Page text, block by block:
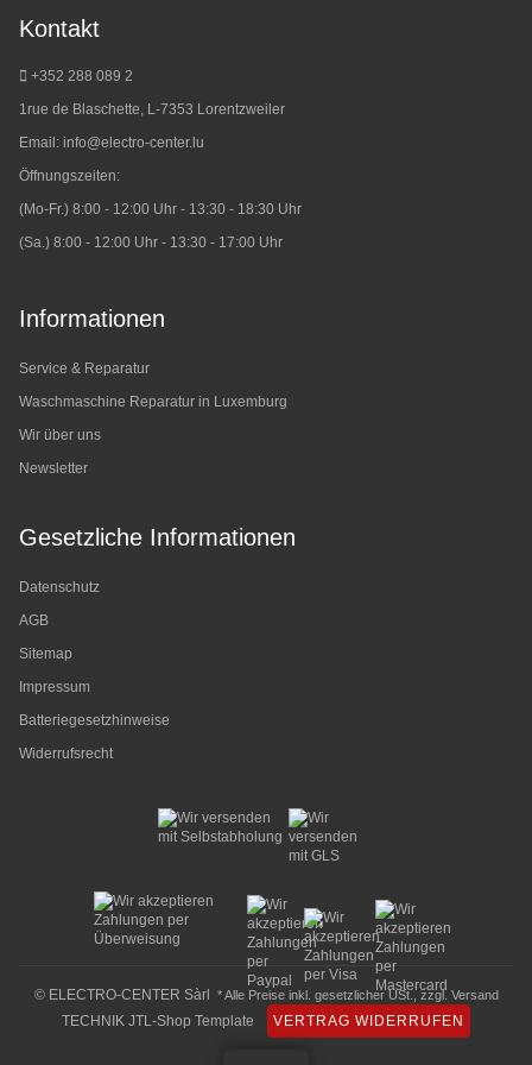
Kontakt
+352 288 089 2
1rue de Blaschette, L-7353 Lorentzweiler
Email: info@electro-center.lu
Öffnungszeiten:
(Mo-Fr.) 8:00 - 12:00 Uhr - 13:30 - 18:30 Uhr
(Sa.) 8:00 - 12:00 Uhr - 13:30 - 17:00 Uhr
Informationen
Service & Reparatur
Waschmaschine Reparatur in Luxemburg
Wir über uns
Newsletter
Gesetzliche Informationen
Datenschutz
AGB
Sitemap
Impressum
Batteriegesetzhinweise
Widerrufsrecht
© ELECTRO-CENTER Sàrl * Alle Preise inkl. gesetzlicher USt., zzgl. Versand
TECHNIK JTL-Shop Template VERTRAG WIDERRUFEN